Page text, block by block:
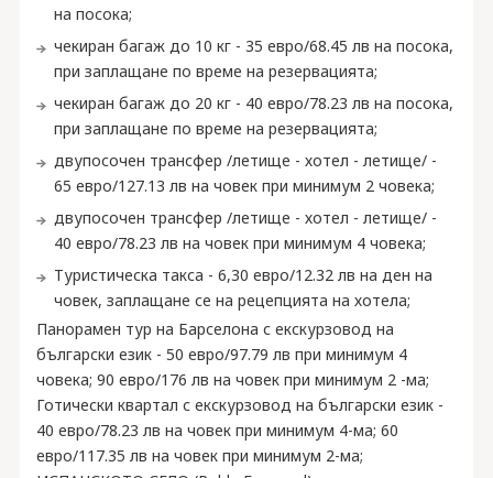
на посока;
чекиран багаж до 10 кг - 35 евро/68.45 лв на посока,
при заплащане по време на резервацията;
чекиран багаж до 20 кг - 40 евро/78.23 лв на посока,
при заплащане по време на резервацията;
двупосочен трансфер /летище - хотел - летище/ -
65 евро/127.13 лв на човек при минимум 2 човека;
двупосочен трансфер /летище - хотел - летище/ -
40 евро/78.23 лв на човек при минимум 4 човека;
Туристическа такса - 6,30 евро/12.32 лв на ден на
човек, заплащане се на рецепцията на хотела;
Панорамен тур на Барселона с екскурзовод на
български език - 50 евро/97.79 лв при минимум 4
човека; 90 евро/176 лв на човек при минимум 2 -ма;
Готически квартал с екскурзовод на български език -
40 евро/78.23 лв на човек при минимум 4-ма; 60
евро/117.35 лв на човек при минимум 2-ма;